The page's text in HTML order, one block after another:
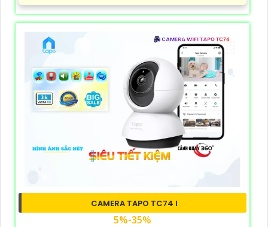
CAMERA TAPO TC74 I
5%-35%